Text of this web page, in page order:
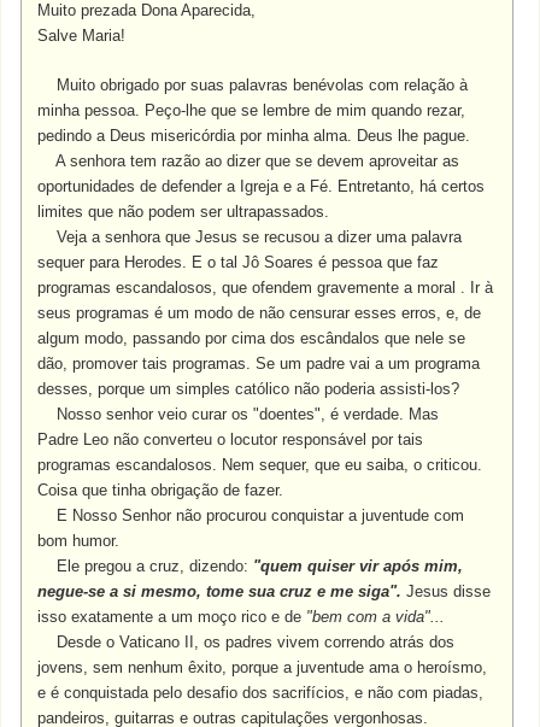
Muito prezada Dona Aparecida,
Salve Maria!
Muito obrigado por suas palavras benévolas com relação à
minha pessoa. Peço-lhe que se lembre de mim quando rezar,
pedindo a Deus misericórdia por minha alma. Deus lhe pague.
A senhora tem razão ao dizer que se devem aproveitar as
oportunidades de defender a Igreja e a Fé. Entretanto, há certos
limites que não podem ser ultrapassados.
Veja a senhora que Jesus se recusou a dizer uma palavra
sequer para Herodes. E o tal Jô Soares é pessoa que faz
programas escandalosos, que ofendem gravemente a moral . Ir à
seus programas é um modo de não censurar esses erros, e, de
algum modo, passando por cima dos escândalos que nele se
dão, promover tais programas. Se um padre vai a um programa
desses, porque um simples católico não poderia assisti-los?
Nosso senhor veio curar os "doentes", é verdade. Mas
Padre Leo não converteu o locutor responsável por tais
programas escandalosos. Nem sequer, que eu saiba, o criticou.
Coisa que tinha obrigação de fazer.
E Nosso Senhor não procurou conquistar a juventude com
bom humor.
Ele pregou a cruz, dizendo: "quem quiser vir após mim,
negue-se a si mesmo, tome sua cruz e me siga". Jesus disse
isso exatamente a um moço rico e de "bem com a vida"...
Desde o Vaticano II, os padres vivem correndo atrás dos
jovens, sem nenhum êxito, porque a juventude ama o heroísmo,
e é conquistada pelo desafio dos sacrifícios, e não com piadas,
pandeiros, guitarras e outras capitulações vergonhosas.